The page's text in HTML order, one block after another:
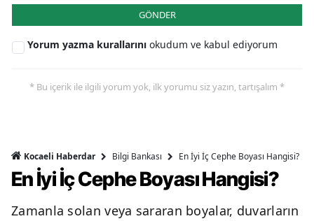
GÖNDER
Yorum yazma kurallarını okudum ve kabul ediyorum
* Bu içerik ile ilgili yorum yok, ilk yorumu siz yazın, tartışalım *
Kocaeli Haberdar Bilgi Bankası En İyi İç Cephe Boyası Hangisi?
En İyi İç Cephe Boyası Hangisi?
Zamanla solan veya sararan boyalar, duvarların